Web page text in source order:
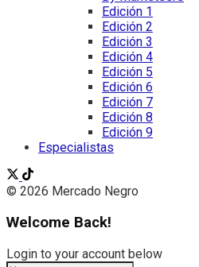
Edición 1
Edición 2
Edición 3
Edición 4
Edición 5
Edición 6
Edición 7
Edición 8
Edición 9
Especialistas
© 2026 Mercado Negro
Welcome Back!
Login to your account below